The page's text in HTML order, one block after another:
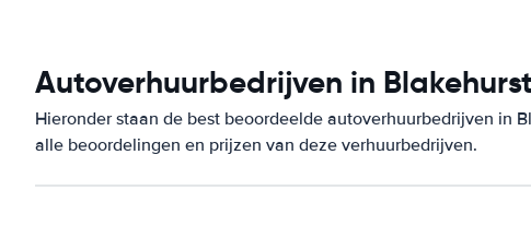
Autoverhuurbedrijven in Blakehurst
Hieronder staan de best beoordeelde autoverhuurbedrijven in
alle beoordelingen en prijzen van deze verhuurbedrijven.